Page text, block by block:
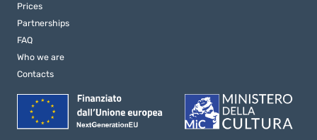
Prices
Partnerships
FAQ
Who we are
Contacts